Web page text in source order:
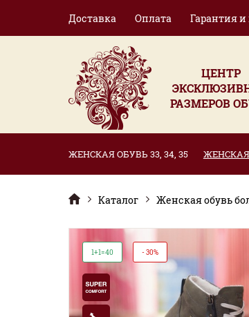
Доставка Оплата Гарантия и
ЦЕНТР
РАЗМЕРОВ
ЖЕНСКАЯ ОБУВЬ 33, 34, 35 ЖЕНСКАЯ
Каталог Женская обувь
1+1=40 - 30%